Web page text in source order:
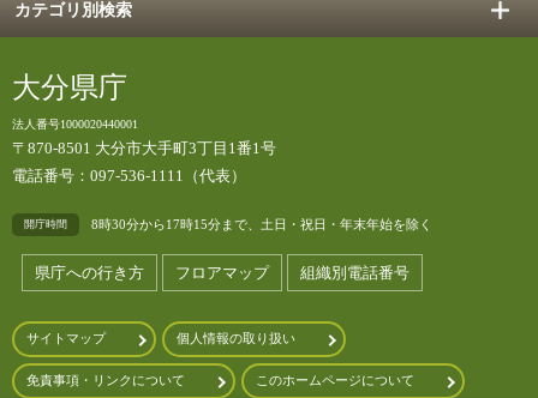
カテゴリ別検索
大分県庁
法人番号1000020440001
〒870-8501 大分市大手町3丁目1番1号
電話番号：097-536-1111（代表）
開庁時間 8時30分から17時15分まで、土日・祝日・年末年始を除く
県庁への行き方 フロアマップ 組織別電話番号
サイトマップ 個人情報の取り扱い
免責事項・リンクについて このホームページについて